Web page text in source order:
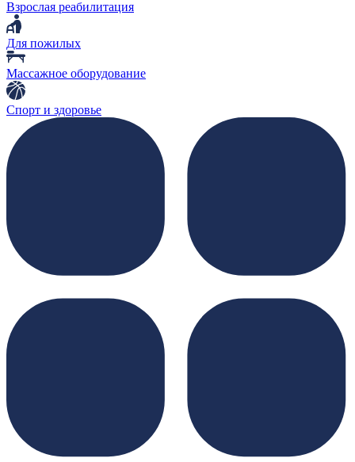
Взрослая реабилитация
Для пожилых
Массажное оборудование
Спорт и здоровье